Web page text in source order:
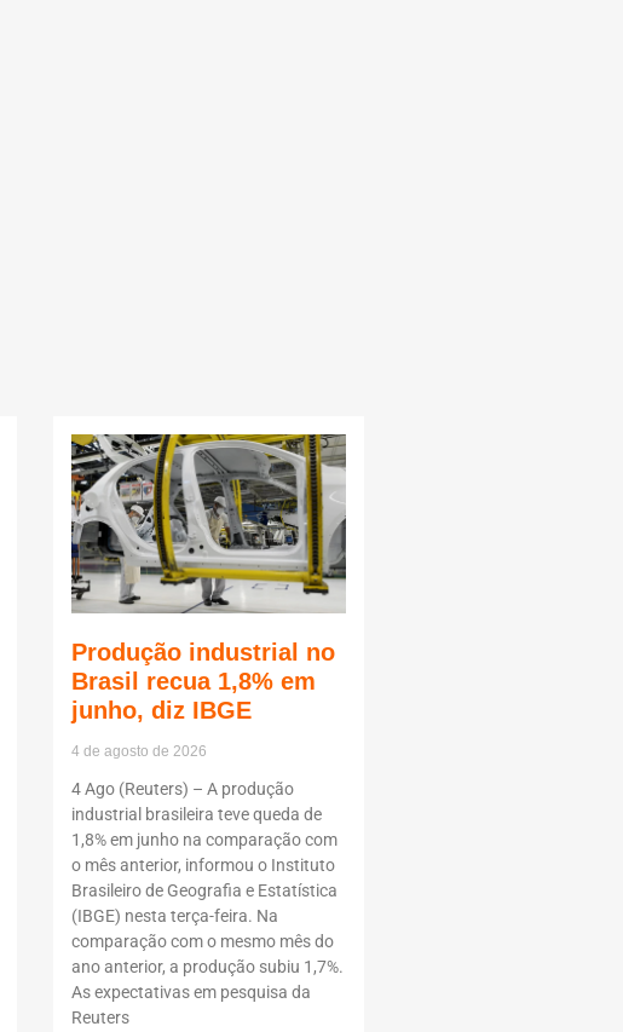
Produção industrial no
Brasil recua 1,8% em
junho, diz IBGE
4 de agosto de 2026
4 Ago (Reuters) – A produção
industrial brasileira teve queda de
1,8% em junho na comparação com
o mês anterior, informou o Instituto
Brasileiro de Geografia e Estatística
(IBGE) nesta terça-feira. Na
comparação com o mesmo mês do
ano anterior, a produção subiu 1,7%.
As expectativas em pesquisa da
Reuters